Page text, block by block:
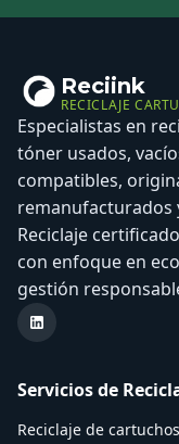
Reciink
RECICLAJE
Especialistas en
tóner usados,
compatibles,
remanufacturados
Reciclaje
con enfoque en
gestión
LinkedIn Reciink
Servicios de
Reciclaje de